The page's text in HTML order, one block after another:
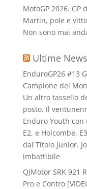
MotoGP 2026. GP
Martin, pole e
Non sono mai
Ultime
EnduroGP26 #13
Campione del
Un altro tassello
posto. Il
Enduro Youth
E2, e Holcombe,
dal Titolo Junior.
imbattibile
QJMotor SRK 921
Pro e Contro